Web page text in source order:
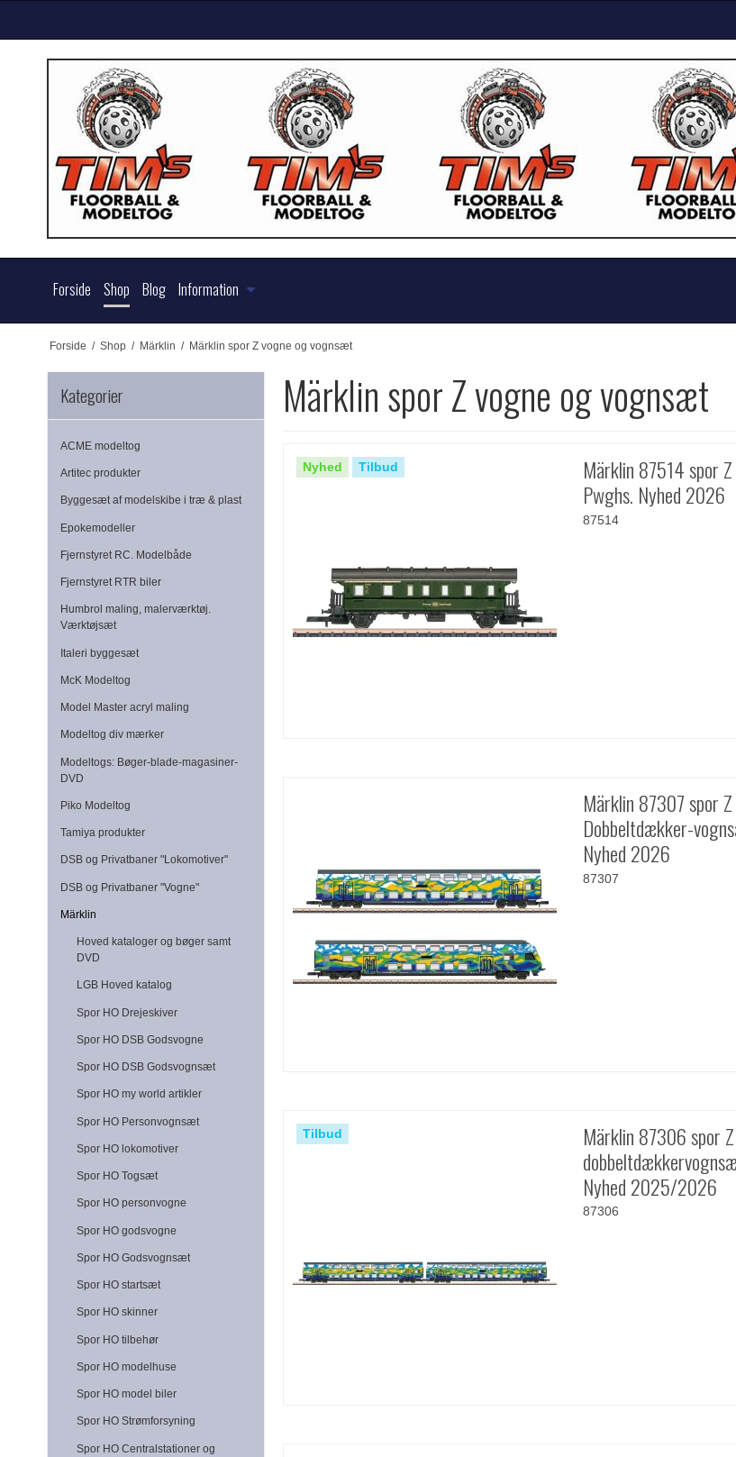
Forside Shop Blog Information
Forside / Shop / Märklin / Märklin spor Z vogne og vognsæt
Kategorier
ACME modeltog
Artitec produkter
Byggesæt af modelskibe i træ & plast
Epokemodeller
Fjernstyret RC. Modelbåde
Fjernstyret RTR biler
Humbrol maling, malerværktøj.
Værktøjsæt
Italeri byggesæt
McK Modeltog
Model Master acryl maling
Modeltog div mærker
Modeltogs: Bøger-blade-magasiner-
DVD
Piko Modeltog
Tamiya produkter
DSB og Privatbaner "Lokomotiver"
DSB og Privatbaner "Vogne"
Märklin
Hoved kataloger og bøger samt
DVD
LGB Hoved katalog
Spor HO Drejeskiver
Spor HO DSB Godsvogne
Spor HO DSB Godsvognsæt
Spor HO my world artikler
Spor HO Personvognsæt
Spor HO lokomotiver
Spor HO Togsæt
Spor HO personvogne
Spor HO godsvogne
Spor HO Godsvognsæt
Spor HO startsæt
Spor HO skinner
Spor HO tilbehør
Spor HO modelhuse
Spor HO model biler
Spor HO Strømforsyning
Spor HO Centralstationer og
Märklin spor Z vogne og vognsæt
Nyhed Tilbud
Märklin 87514 spor
Pwghs. Nyhed 2026
87514
Märklin 87307 spor
Dobbeltdækker-
Nyhed 2026
87307
Tilbud
Märklin 87306 spor
Nyhed 2025/2026
87306